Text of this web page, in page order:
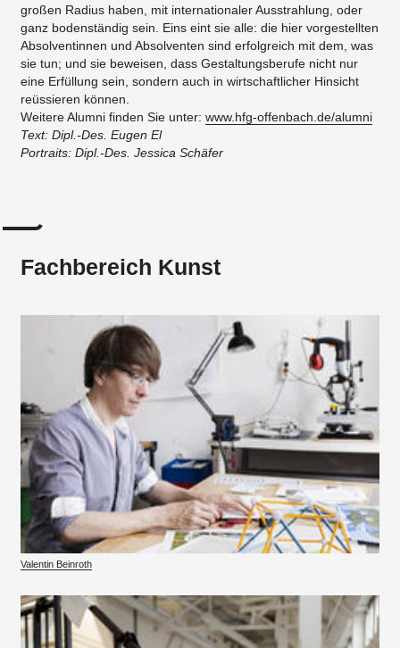
großen Radius haben, mit internationaler Ausstrahlung, oder
ganz bodenständig sein. Eins eint sie alle: die hier vorgestellten
Absolventinnen und Absolventen sind erfolgreich mit dem, was
sie tun; und sie beweisen, dass Gestaltungsberufe nicht nur
eine Erfüllung sein, sondern auch in wirtschaftlicher Hinsicht
reüssieren können.
Weitere Alumni finden Sie unter: www.hfg-offenbach.de/alumni
Text: Dipl.-Des. Eugen El
​Portraits: Dipl.-Des. Jessica Schäfer
Fachbereich Kunst
Valentin Beinroth